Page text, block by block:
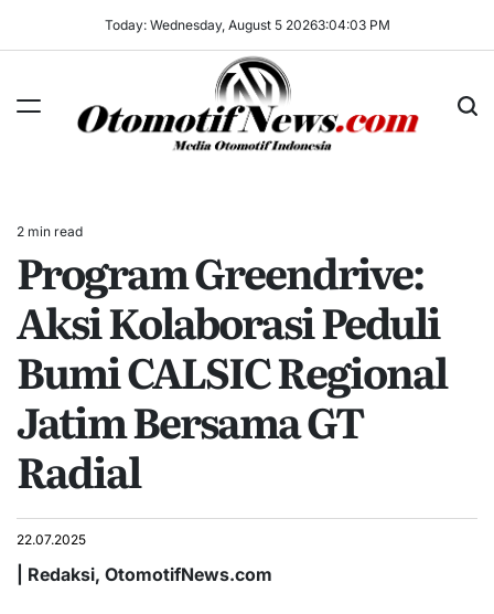
Today: Wednesday, August 5 20263:04:03 PM
Estimated
read
time
2 min read
Program Greendrive:
Aksi Kolaborasi Peduli
Bumi CALSIC Regional
Jatim Bersama GT
Radial
22.07.2025
| Redaksi, OtomotifNews.com